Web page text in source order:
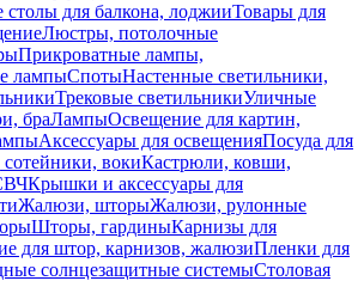
для балкона, лоджииТовары для
Люстры, потолочные
Прикроватные лампы,
лампыСпотыНастенные светильники,
Трековые светильникиУличные
браЛампыОсвещение для картин,
Аксессуары для освещенияПосуда для
вокиКастрюли, ковши,
Крышки и аксессуары для
Жалюзи, шторыЖалюзи, рулонные
Шторы, гардиныКарнизы для
для штор, карнизов, жалюзиПленки для
солнцезащитные системыСтоловая